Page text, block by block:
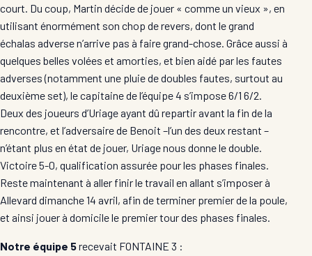
court. Du coup, Martin décide de jouer « comme un vieux », en
utilisant énormément son chop de revers, dont le grand
échalas adverse n’arrive pas à faire grand-chose. Grâce aussi à
quelques belles volées et amorties, et bien aidé par les fautes
adverses (notamment une pluie de doubles fautes, surtout au
deuxième set), le capitaine de l’équipe 4 s’impose 6/1 6/2.
Deux des joueurs d’Uriage ayant dû repartir avant la fin de la
rencontre, et l’adversaire de Benoit –l’un des deux restant –
n’étant plus en état de jouer, Uriage nous donne le double.
Victoire 5-0, qualification assurée pour les phases finales.
Reste maintenant à aller finir le travail en allant s’imposer à
Allevard dimanche 14 avril, afin de terminer premier de la poule,
et ainsi jouer à domicile le premier tour des phases finales.
Notre équipe 5recevait FONTAINE 3 :